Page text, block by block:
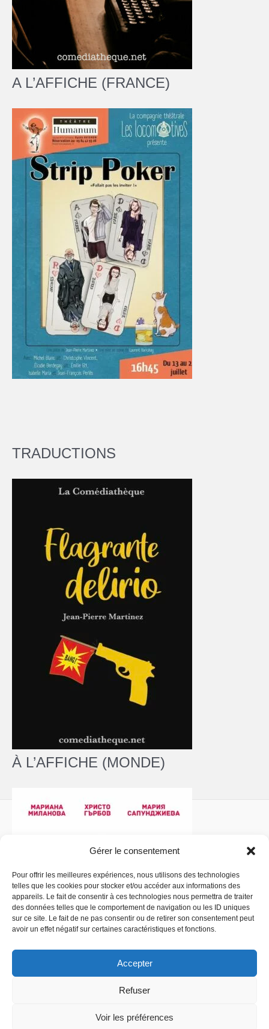
Gérer le consentement
Pour offrir les meilleures expériences, nous utilisons des technologies
telles que les cookies pour stocker et/ou accéder aux informations des
appareils. Le fait de consentir à ces technologies nous permettra de traiter
des données telles que le comportement de navigation ou les ID uniques
sur ce site. Le fait de ne pas consentir ou de retirer son consentement peut
avoir un effet négatif sur certaines caractéristiques et fonctions.
Accepter
Refuser
Voir les préférences
A L’AFFICHE (FRANCE)
TRADUCTIONS
À L’AFFICHE (MONDE)
Politique de confidentialité - Copyright © 2026 La
Comédiathèque